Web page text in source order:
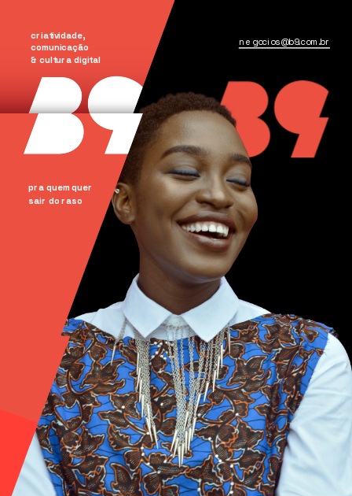
criatividade,
comunicação
& cultura digital
pra quem quer
sair do raso
negocios@b9.com.br